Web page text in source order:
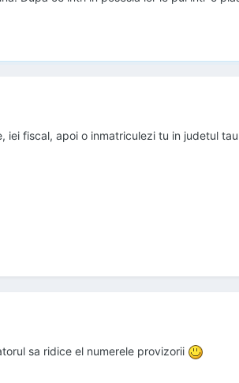
fiscal, apoi o inmatriculezi tu in judetul
sa ridice el numerele provizorii